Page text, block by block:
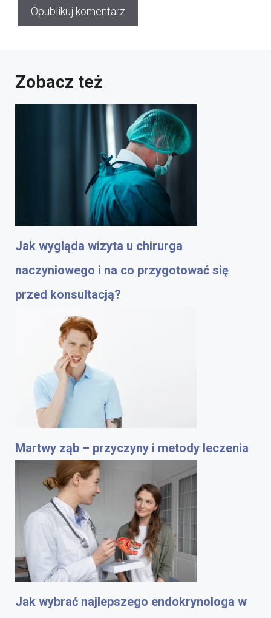
Zobacz też
Jak wygląda wizyta u chirurga
naczyniowego i na co przygotować się
przed konsultacją?
Martwy ząb – przyczyny i metody leczenia
Jak wybrać najlepszego endokrynologa w